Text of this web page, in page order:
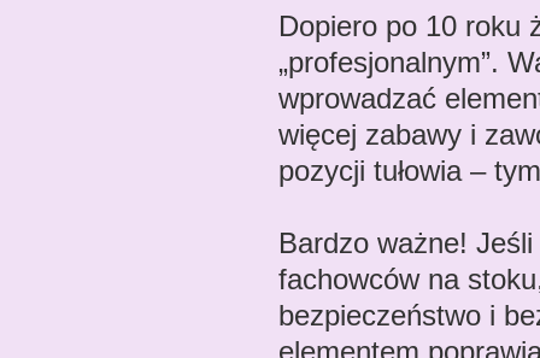
Dopiero po 10 roku
„profesjonalnym”.
wprowadzać
więcej zabawy i
pozycji tułowia –
Bardzo ważne!
fachowców na
bezpieczeństwo i